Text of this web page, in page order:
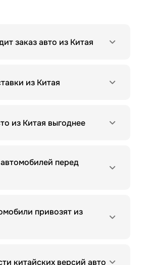
заказ авто из Китая
из Китая
из Китая выгоднее
перед
привозят из
китайских версий авто